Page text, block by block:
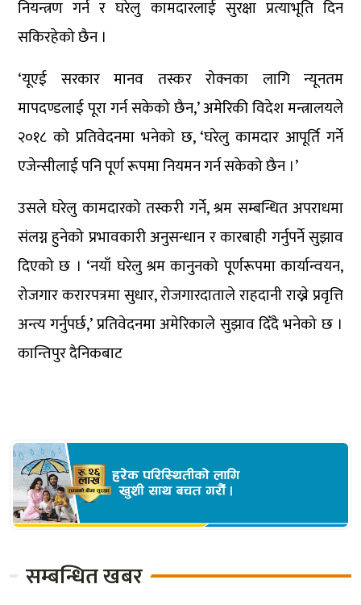
नियन्त्रण गर्न र घरेलु कामदारलाई सुरक्षा प्रत्याभूति दिन
सकिरहेको छैन ।
‘यूएई सरकार मानव तस्कर रोक्नका लागि न्यूनतम
मापदण्डलाई पूरा गर्न सकेको छैन,’ अमेरिकी विदेश मन्त्रालयले
२०१८ को प्रतिवेदनमा भनेको छ, ‘घरेलु कामदार आपूर्ति गर्ने
एजेन्सीलाई पनि पूर्ण रूपमा नियमन गर्न सकेको छैन ।’
उसले घरेलु कामदारको तस्करी गर्ने, श्रम सम्बन्धित अपराधमा
संलग्न हुनेको प्रभावकारी अनुसन्धान र कारबाही गर्नुपर्ने सुझाव
दिएको छ । ‘नयाँ घरेलु श्रम कानुनको पूर्णरूपमा कार्यान्वयन,
रोजगार करारपत्रमा सुधार, रोजगारदाताले राहदानी राख्ने प्रवृत्ति
अन्त्य गर्नुपर्छ,’ प्रतिवेदनमा अमेरिकाले सुझाव दिँदै भनेको छ ।
कान्तिपुर दैनिकबाट
सम्बन्धित खबर